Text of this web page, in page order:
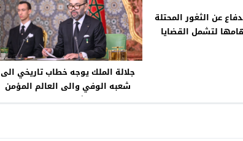
عن الثغور المحتلة
لتشمل القضايا
جلالة الملك يوجه خطاب تاريخي الى
شعبه الوفي والى العالم المؤمن
بالحقيقة والشرعية مع رسائل قوية